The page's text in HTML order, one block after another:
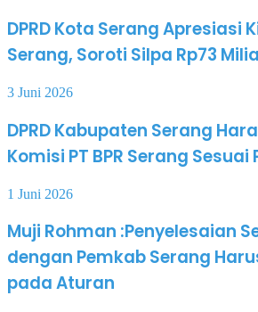
DPRD Kota Serang Apresiasi
Serang, Soroti Silpa Rp73
3 Juni 2026
DPRD Kabupaten Serang
Komisi PT BPR Serang Sesuai
1 Juni 2026
Muji Rohman :Penyelesaian
dengan Pemkab Serang
pada Aturan